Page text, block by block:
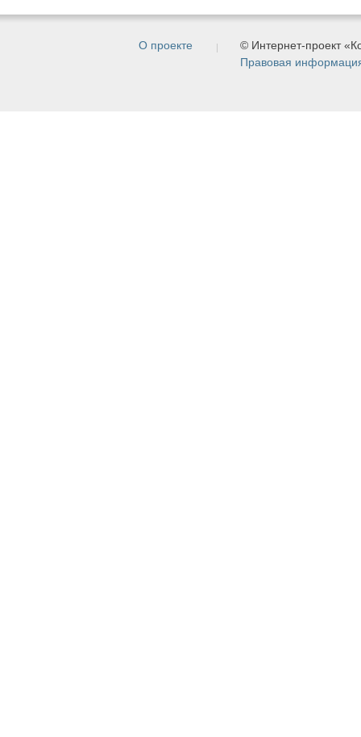
О проекте
© Интернет-проект
Правовая